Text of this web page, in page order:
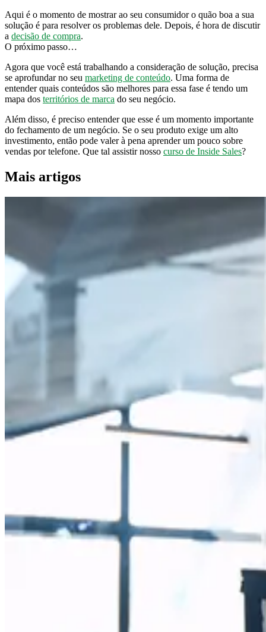
Aqui é o momento de mostrar ao seu consumidor o quão boa a sua
solução é para resolver os problemas dele. Depois, é hora de discutir
a decisão de compra.
O próximo passo…
Agora que você está trabalhando a consideração de solução, precisa
se aprofundar no seu marketing de conteúdo. Uma forma de
entender quais conteúdos são melhores para essa fase é tendo um
mapa dos territórios de marca do seu negócio.
Além disso, é preciso entender que esse é um momento importante
do fechamento de um negócio. Se o seu produto exige um alto
investimento, então pode valer à pena aprender um pouco sobre
vendas por telefone. Que tal assistir nosso curso de Inside Sales?
Mais artigos